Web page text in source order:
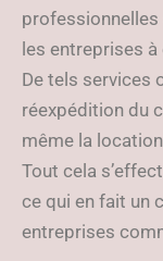
les entreprises
De tels services
réexpédition du
même la
Tout cela
ce qui en fait un
entreprises